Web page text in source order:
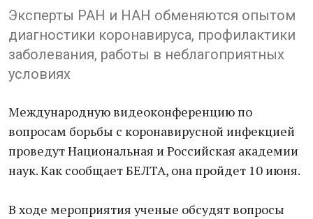
Эксперты РАН и НАН обменяются опытом
диагностики коронавируса, профилактики
заболевания, работы в неблагоприятных
условиях
Международную видеоконференцию по
вопросам борьбы с коронавирусной инфекцией
проведут Национальная и Российская академии
наук. Как сообщает БЕЛТА, она пройдет 10 июня.
В ходе мероприятия ученые обсудят вопросы